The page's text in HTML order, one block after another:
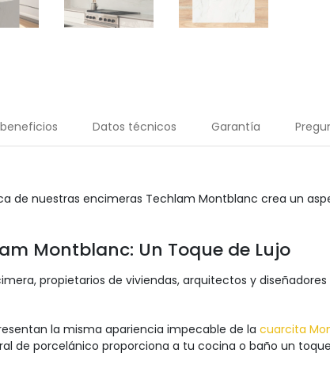
Datos técnicos Garantía
de nuestras encimeras Techlam Montblanc crea un
Montblanc: Un Toque de Lujo
propietarios de viviendas, arquitectos y
la misma apariencia impecable de la cuarcita
de porcelánico proporciona a tu cocina o baño un